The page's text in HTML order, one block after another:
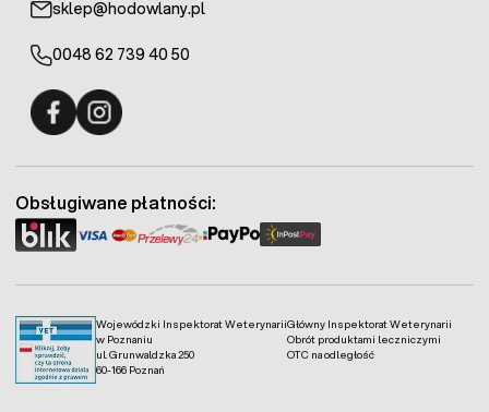
sklep@hodowlany.pl
0048 62 739 40 50
Wojewódzki Inspektorat Weterynarii
w Poznaniu
ul. Grunwaldzka 250
60-166 Poznań
Główny Inspektorat Weterynarii
Obrót produktami leczniczymi
OTC na odległość
Obsługiwane płatności: